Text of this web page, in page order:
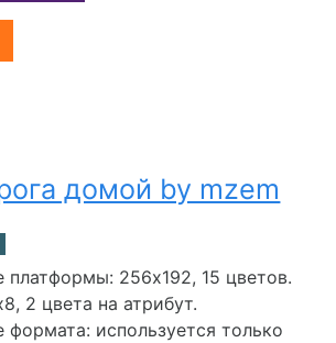
домой by mzem
платформы: 256х192, 15 цветов.
2 цвета на атрибут.
формата: используется только